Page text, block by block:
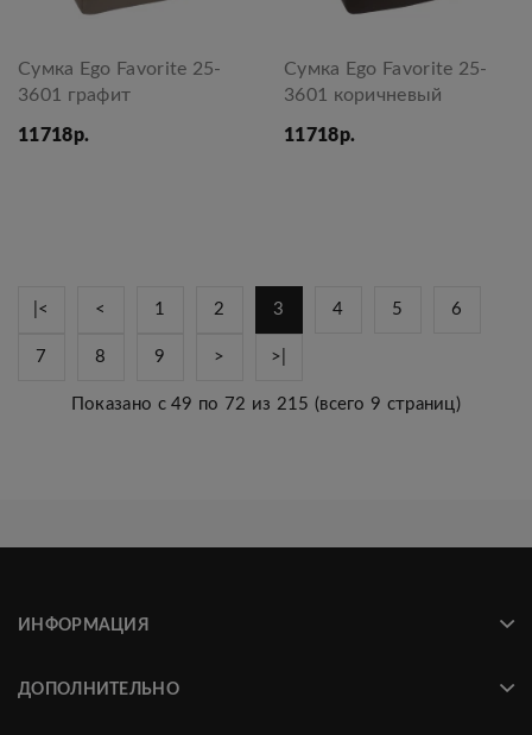
Сумка Ego Favorite 25-
3601 графит
11718р.
Сумка Ego Favorite 25-
3601 коричневый
11718р.
|< < 1 2 3 4 5 6
7 8 9 > >|
Показано с 49 по 72 из 215 (всего 9 страниц)
ИНФОРМАЦИЯ
ДОПОЛНИТЕЛЬНО